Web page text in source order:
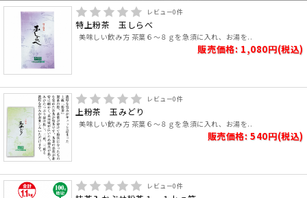
レビュー0件
特上粉茶 玉しらべ
美味しい飲み方 茶葉６～８ｇを急須に入れ、お湯を..
販売価格: 1,080円(税込)
レビュー0件
上粉茶 玉みどり
美味しい飲み方 茶葉６～８ｇを急須に入れ、お湯を..
販売価格: 540円(税込)
レビュー0件